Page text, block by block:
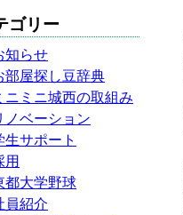
ゴリー
知らせ
部屋探し豆辞典
ニミニ城西の取組み
ノベーション
生サポート
用
都大学野球
員紹介